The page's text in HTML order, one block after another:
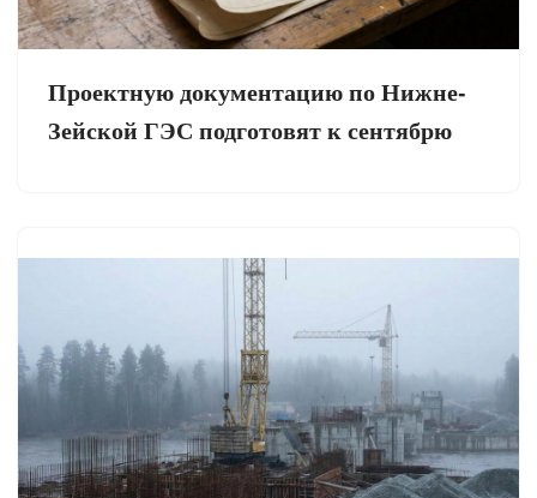
Проектную документацию по Нижне-
Зейской ГЭС подготовят к сентябрю